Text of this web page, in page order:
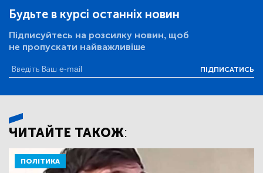
Будьте в курсі останніх новин
Підписуйтесь на розсилку новин, щоб
не пропускати найважливіше
ПІДПИСАТИСЬ
ЧИТАЙТЕ ТАКОЖ:
ПОЛІТИКА